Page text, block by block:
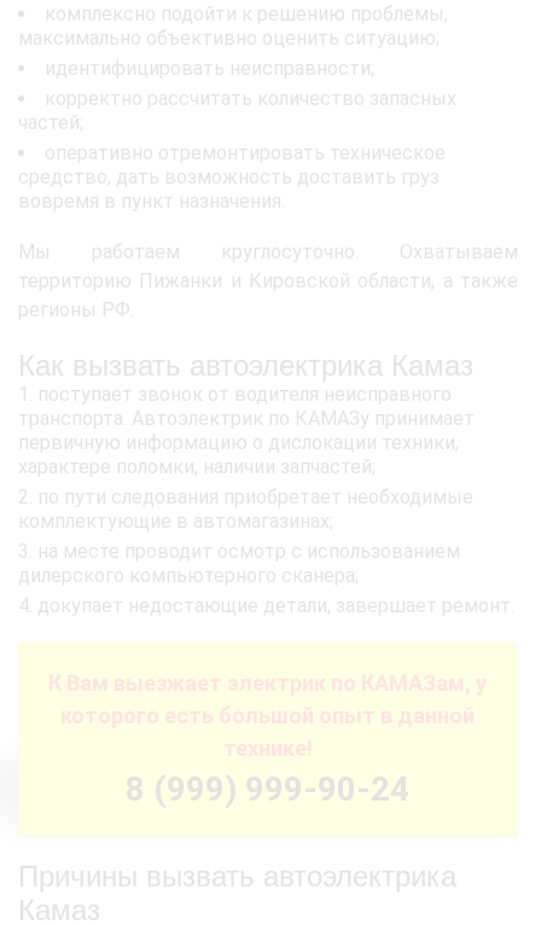
комплексно подойти к решению проблемы,
максимально объективно оценить ситуацию;
идентифицировать неисправности;
корректно рассчитать количество запасных
частей;
оперативно отремонтировать техническое
средство, дать возможность доставить груз
вовремя в пункт назначения.
Мы работаем круглосуточно. Охватываем
территорию Пижанки и Кировской области, а также
регионы РФ.
Как вызвать автоэлектрика Камаз
поступает звонок от водителя неисправного
транспорта. Автоэлектрик по КАМАЗу принимает
первичную информацию о дислокации техники,
характере поломки, наличии запчастей;
по пути следования приобретает необходимые
комплектующие в автомагазинах;
на месте проводит осмотр с использованием
дилерского компьютерного сканера;
докупает недостающие детали, завершает ремонт.
К Вам выезжает электрик по КАМАЗам, у
которого есть большой опыт в данной
технике!
8 (999) 999-90-24
Причины вызвать автоэлектрика
Камаз